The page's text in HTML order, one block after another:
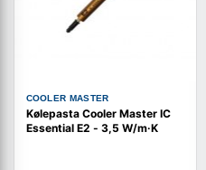
COOLER MASTER
Kølepasta Cooler Master IC
Essential E2 - 3,5 W/m·K